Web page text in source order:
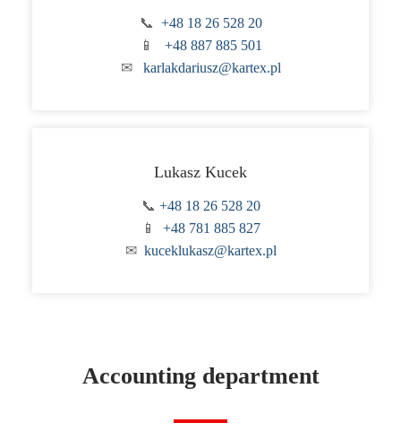
📞 +48 18 26 528 20
📱 +48 887 885 501
✉ karlakdariusz@kartex.pl
Lukasz Kucek
📞 +48 18 26 528 20
📱 +48 781 885 827
✉ kuceklukasz@kartex.pl
Accounting department